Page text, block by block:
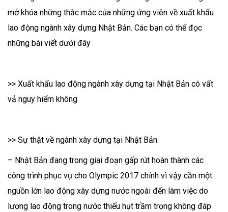
mở khóa những thắc mắc của những ứng viên về xuất khẩu
lao động ngành xây dựng Nhật Bản. Các bạn có thể đọc
những bài viết dưới đây
>> Xuất khẩu lao động ngành xây dựng tại Nhật Bản có vất
vả nguy hiểm không
>> Sự thật về ngành xây dựng tại Nhật Bản
– Nhật Bản đang trong giai đoạn gấp rút hoàn thành các
công trình phục vụ cho Olympic 2017 chính vì vậy cần một
nguồn lớn lao động xây dựng nước ngoài đến làm việc do
lượng lao động trong nước thiếu hụt trầm trọng không đáp